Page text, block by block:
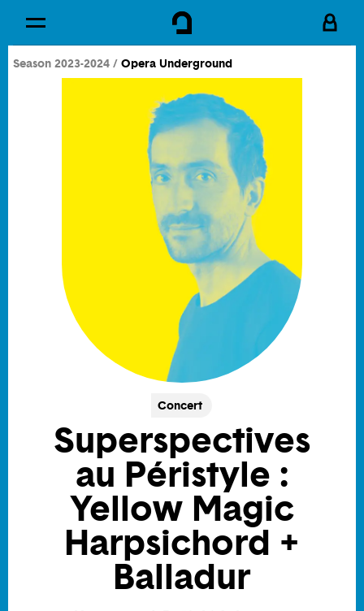
Skip to
Season 2023-2024 Opera Underground
Concert
Superspectives
au Péristyle :
Yellow Magic
Harpsichord +
Balladur